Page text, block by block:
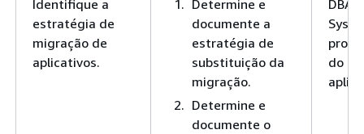
Identifique a
estratégia de
migração de
aplicativos.
Determine e
documente a
estratégia de
substituição da
migração.
Determine e
documente o
DBA
do